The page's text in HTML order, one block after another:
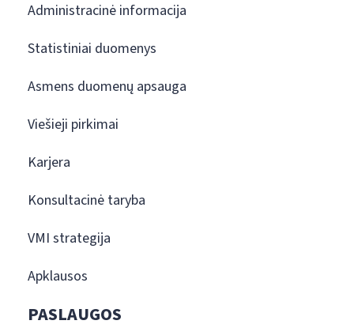
Administracinė informacija
Statistiniai duomenys
Asmens duomenų apsauga
Viešieji pirkimai
Karjera
Konsultacinė taryba
VMI strategija
Apklausos
PASLAUGOS